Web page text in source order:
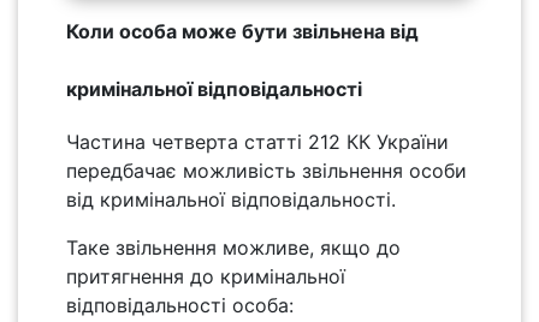
Коли особа може бути звільнена від
кримінальної відповідальності
Частина четверта статті 212 КК України
передбачає можливість звільнення особи
від кримінальної відповідальності.
Таке звільнення можливе, якщо до
притягнення до кримінальної
відповідальності особа: